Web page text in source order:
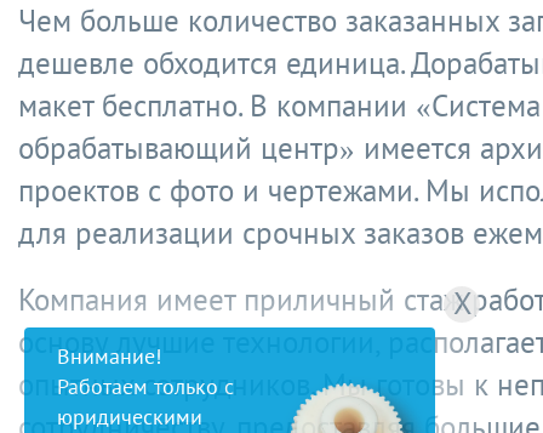
Чем больше количество заказанных
дешевле обходится единица.
макет бесплатно. В компании «Система
обрабатывающий центр» имеется
проектов с фото и чертежами. Мы
для реализации срочных заказов
Компания имеет приличный стаж
основу лучшие технологии,
опытных сотрудников. Мы готовы к
X
Внимание!
Работаем только с
юридическими